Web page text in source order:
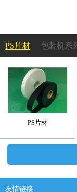
PS片材 包装机系
成型机系列 PS吸
承载带及上带系列
PS片材
友情链接